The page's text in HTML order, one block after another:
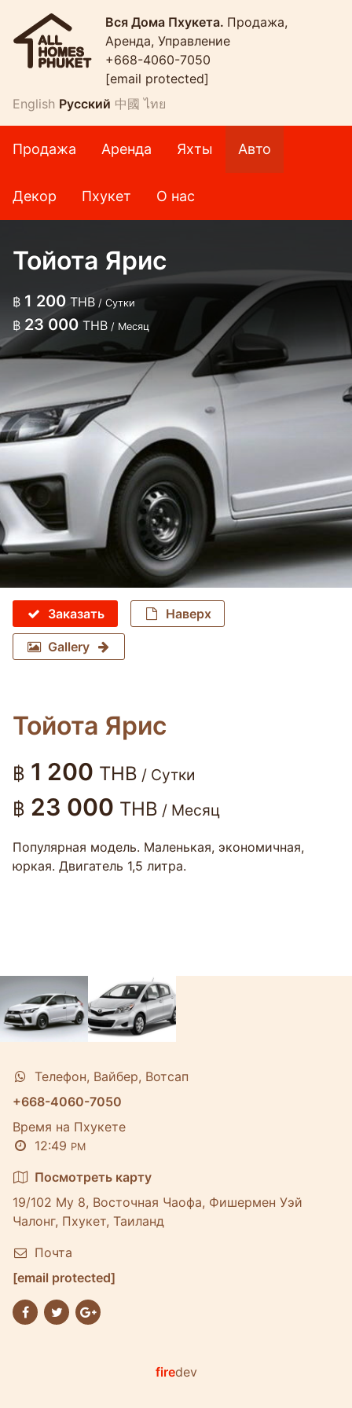
Вся Дома Пхукета. Продажа,
Аренда, Управление
+668-4060-7050
[email protected]
English Русский 中國 ไทย
Продажа Аренда Яхты Авто
Декор Пхукет О нас
Тойота Ярис
฿ 1 200 THB / Сутки
฿ 23 000 THB / Месяц
Заказать Наверх
Gallery
Тойота Ярис
฿ 1 200 THB / Сутки
฿ 23 000 THB / Месяц
Популярная модель. Маленькая, экономичная,
юркая. Двигатель 1,5 литра.
Телефон, Вайбер, Вотсап
+668-4060-7050
Время на Пхукете
12:49 PM
Посмотреть карту
19/102 Му 8, Восточная Чаофа, Фишермен Уэй
Чалонг, Пхукет, Таиланд
Почта
[email protected]
firedev